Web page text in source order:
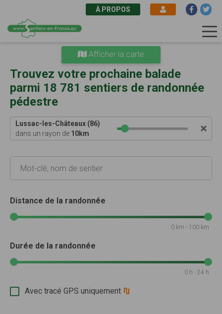
principal
À PROPOS
Trouvez votre prochaine balade
parmi 18 781 sentiers de randonnée
pédestre
Lussac-les-Châteaux (86)
dans un rayon de 10km
Distance de la randonnée
0 km - 100 km
Durée de la randonnée
0 h - 24 h
Avec tracé GPS uniquement
Afficher la carte